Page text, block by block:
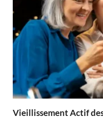
Vieillissement Actif